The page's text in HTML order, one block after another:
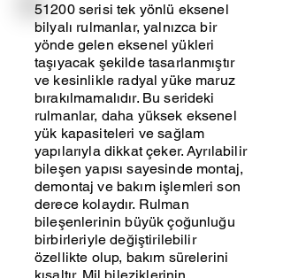
51200 serisi tek yönlü eksenel
bilyalı rulmanlar, yalnızca bir
yönde gelen eksenel yükleri
taşıyacak şekilde tasarlanmıştır
ve kesinlikle radyal yüke maruz
bırakılmamalıdır. Bu serideki
rulmanlar, daha yüksek eksenel
yük kapasiteleri ve sağlam
yapılarıyla dikkat çeker. Ayrılabilir
bileşen yapısı sayesinde montaj,
demontaj ve bakım işlemleri son
derece kolaydır. Rulman
bileşenlerinin büyük çoğunluğu
birbirleriyle değiştirilebilir
özellikte olup, bakım sürelerini